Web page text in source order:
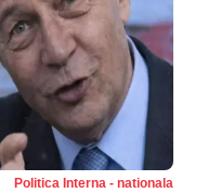
Politica Interna - nationala